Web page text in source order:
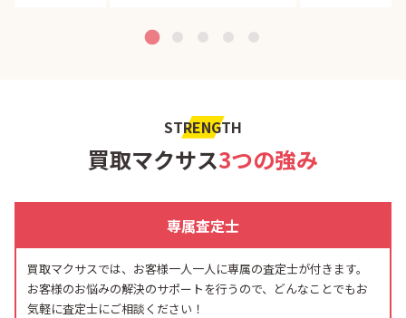
STRENGTH
買取マクサス3つの強み
専属査定士
買取マクサスでは、お客様一人一人に専属の査定士が付きます。
お客様のお悩みの解決のサポートを行うので、どんなことでもお
気軽に査定士にご相談ください！